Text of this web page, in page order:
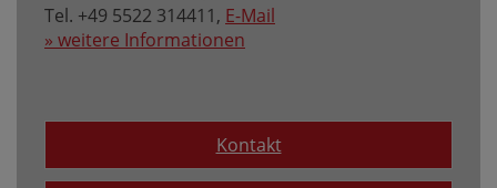
Tel. +49 5522 314411, E-Mail
» weitere Informationen
Kontakt